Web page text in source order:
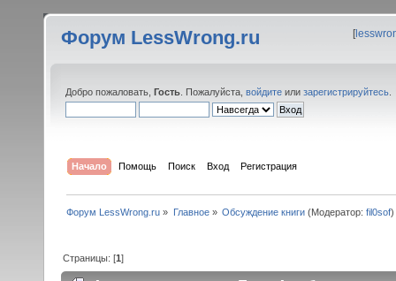
Форум LessWrong.ru [
Добро пожаловать, Гость . Пожалуйста, войдите или зарегистрируйтесь
Начало Помощь Поиск Вход Регистрация
Форум LessWrong.ru » Главное» Обсуждение книги(Модератор: fil0sof)
Страницы: [1]